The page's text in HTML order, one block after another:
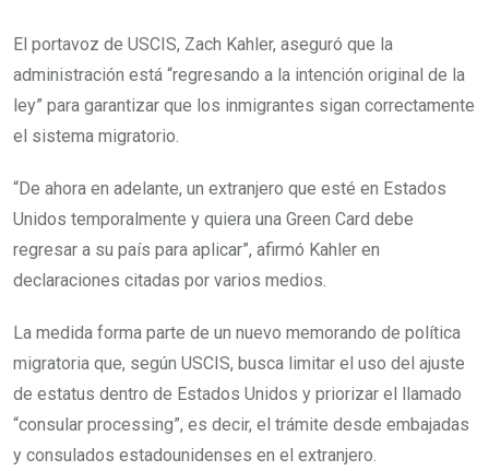
El portavoz de USCIS, Zach Kahler, aseguró que la
administración está “regresando a la intención original de la
ley” para garantizar que los inmigrantes sigan correctamente
el sistema migratorio.
“De ahora en adelante, un extranjero que esté en Estados
Unidos temporalmente y quiera una Green Card debe
regresar a su país para aplicar”, afirmó Kahler en
declaraciones citadas por varios medios.
La medida forma parte de un nuevo memorando de política
migratoria que, según USCIS, busca limitar el uso del ajuste
de estatus dentro de Estados Unidos y priorizar el llamado
“consular processing”, es decir, el trámite desde embajadas
y consulados estadounidenses en el extranjero.